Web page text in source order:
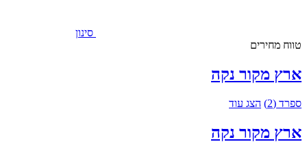
סינון
טווח מחירים
ארץ מקור נקה
ספרד (2) הצג עוד
ארץ מקור נקה